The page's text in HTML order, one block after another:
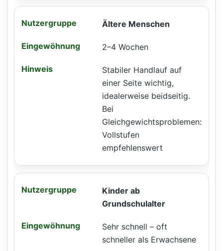
Ältere Menschen
2–4 Wochen
Stabiler Handlauf auf
einer Seite wichtig,
idealerweise beidseitig.
Bei
Gleichgewichtsproblemen:
Vollstufen
empfehlenswert
Kinder ab
Grundschulalter
Sehr schnell – oft
schneller als Erwachsene